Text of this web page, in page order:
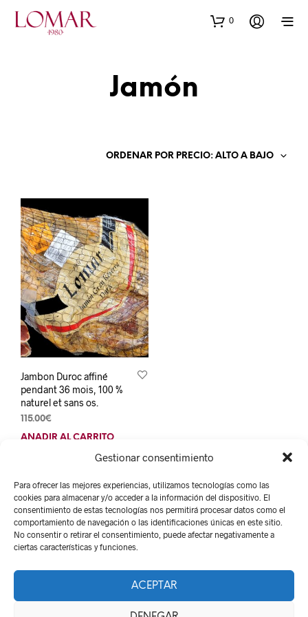
Gestionar consentimiento
Para ofrecer las mejores experiencias, utilizamos tecnologías como las
cookies para almacenar y/o acceder a la información del dispositivo. El
consentimiento de estas tecnologías nos permitirá procesar datos como el
comportamiento de navegación o las identificaciones únicas en este sitio.
No consentir o retirar el consentimiento, puede afectar negativamente a
ciertas características y funciones.
ACEPTAR
0
Jamón
ORDENAR POR PRECIO: ALTO A BAJO
Jambon Duroc affiné
pendant 36 mois, 100 %
naturel et sans os.
115.00€
AÑADIR AL CARRITO
Lomar 1980, Qui sommes-nous ?
Mentions légales